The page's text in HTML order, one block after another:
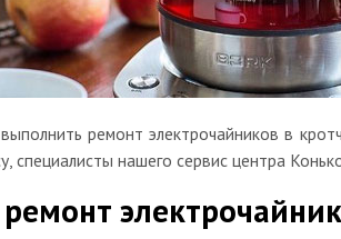
ремонт электрочайников в
специалисты нашего сервис центра